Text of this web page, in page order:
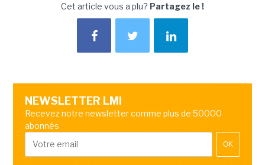
Cet article vous a plu? Partagez le !
NEWSLETTER LMI
Recevez notre newsletter comme plus de 50000
abonnés
OK